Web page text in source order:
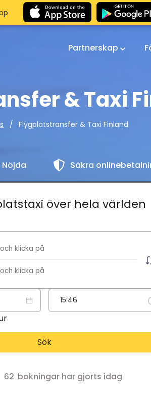
Partnerskap
& Taxi
Flygplatstransfer & Taxi Finland
Nöjda Säkra
över hela världen
Sök
62 bokningar har gjorts idag